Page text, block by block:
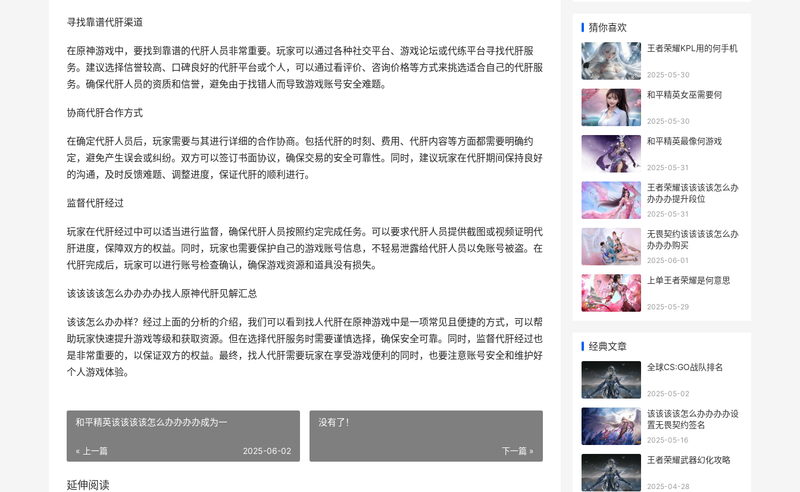
寻找靠谱代肝渠道
在原神游戏中，要找到靠谱的代肝人员非常重要。玩家可以通过各种社交平台、游戏论坛或代练平台寻找代肝服
务。建议选择信誉较高、口碑良好的代肝平台或个人，可以通过看评价、咨询价格等方式来挑选适合自己的代肝服
务。确保代肝人员的资质和信誉，避免由于找错人而导致游戏账号安全难题。
协商代肝合作方式
在确定代肝人员后，玩家需要与其进行详细的合作协商。包括代肝的时刻、费用、代肝内容等方面都需要明确约
定，避免产生误会或纠纷。双方可以签订书面协议，确保交易的安全可靠性。同时，建议玩家在代肝期间保持良好
的沟通，及时反馈难题、调整进度，保证代肝的顺利进行。
监督代肝经过
玩家在代肝经过中可以适当进行监督，确保代肝人员按照约定完成任务。可以要求代肝人员提供截图或视频证明代
肝进度，保障双方的权益。同时，玩家也需要保护自己的游戏账号信息，不轻易泄露给代肝人员以免账号被盗。在
代肝完成后，玩家可以进行账号检查确认，确保游戏资源和道具没有损失。
该该该该怎么办办办办找人原神代肝见解汇总
该该怎么办办样？经过上面的分析的介绍，我们可以看到找人代肝在原神游戏中是一项常见且便捷的方式，可以帮
助玩家快速提升游戏等级和获取资源。但在选择代肝服务时需要谨慎选择，确保安全可靠。同时，监督代肝经过也
是非常重要的，以保证双方的权益。最终，找人代肝需要玩家在享受游戏便利的同时，也要注意账号安全和维护好
个人游戏体验。
和平精英该该该该怎么办办办办成为一
« 上一篇 2025-06-02
没有了！
下一篇 »
延伸阅读
猜你喜欢
王者荣耀KPL用的何手机
2025-05-30
和平精英女巫需要何
2025-05-30
和平精英最像何游戏
2025-05-31
王者荣耀该该该该怎么办
办办办提升段位
2025-05-31
无畏契约该该该该怎么办
办办办购买
2025-06-01
上单王者荣耀是何意思
2025-05-29
经典文章
全球CS:GO战队排名
2025-05-02
该该该该怎么办办办办设
置无畏契约签名
2025-05-16
王者荣耀武器幻化攻略
2025-04-28